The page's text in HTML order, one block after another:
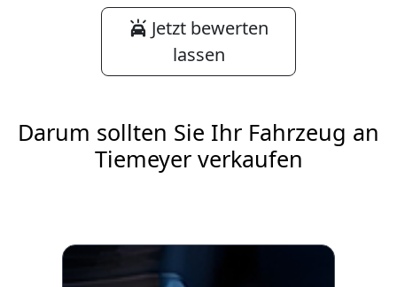
Jetzt bewerten
lassen
Darum sollten Sie Ihr Fahrzeug an
Tiemeyer verkaufen